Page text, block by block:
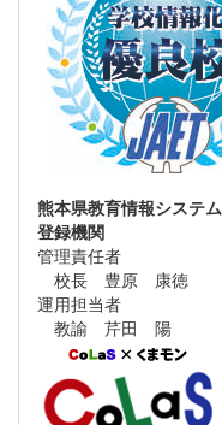
熊本県教育情報システム
登録機関
管理責任者
校長 豊原 康徳
運用担当者
教諭 芹田 陽